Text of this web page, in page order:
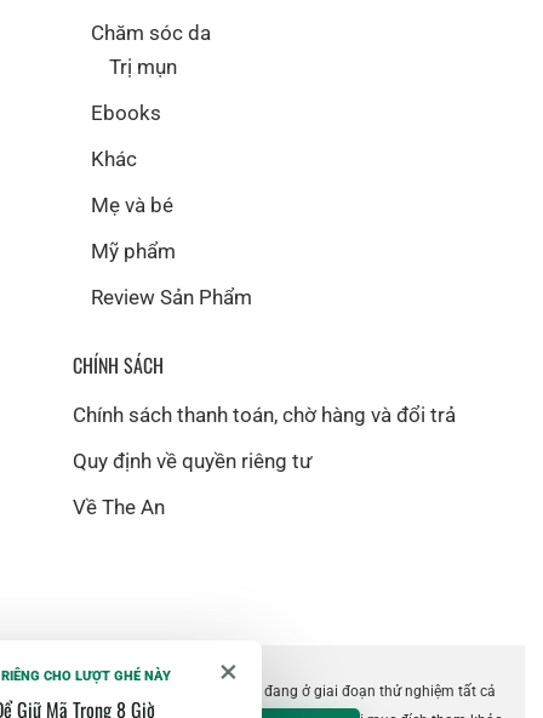
Chăm sóc da
Trị mụn
Ebooks
Khác
Mẹ và bé
Mỹ phẩm
Review Sản Phẩm
CHÍNH SÁCH
Chính sách thanh toán, chờ hàng và đổi trả
Quy định về quyền riêng tư
Về The An
©2018 The An. Website hiện vẫn đang ở giai đoạn thử nghiệm tất cả
×
CHO LƯỢT GHÉ NÀY
Giữ Mã Trong 8 Giờ